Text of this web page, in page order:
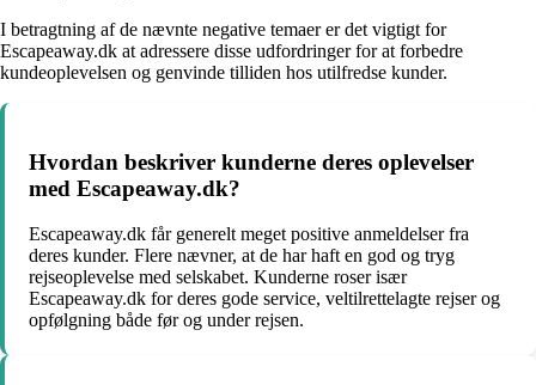
I betragtning af de nævnte negative temaer er det vigtigt for
Escapeaway.dk at adressere disse udfordringer for at forbedre
kundeoplevelsen og genvinde tilliden hos utilfredse kunder.
Hvordan beskriver kunderne deres oplevelser
med Escapeaway.dk?
Escapeaway.dk får generelt meget positive anmeldelser fra
deres kunder. Flere nævner, at de har haft en god og tryg
rejseoplevelse med selskabet. Kunderne roser især
Escapeaway.dk for deres gode service, veltilrettelagte rejser og
opfølgning både før og under rejsen.